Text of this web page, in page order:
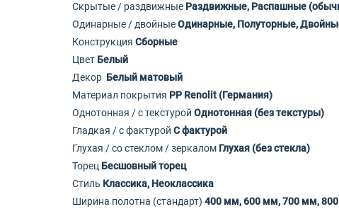
Скрытые / раздвижные Раздвижные, Распашные
Одинарные / двойныеОдинарные, Полуторные,
Конструкция Сборные
Цвет Белый
Декор Белый матовый
Материал покрытия PP Renolit (Германия)
Однотонная / с текстурой Однотонная (без текстуры)
Гладкая / с фактурой С фактурой
Глухая / со стеклом / зеркалом Глухая (без стекла)
Торец Бесшовный торец
Стиль Классика, Неоклассика
Ширина полотна (стандарт) 400 мм, 600 мм, 700 мм,